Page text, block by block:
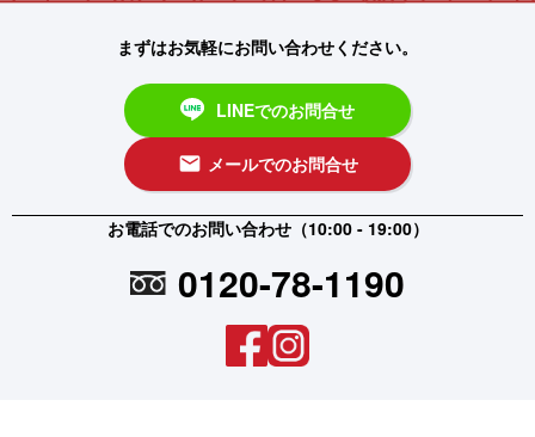
まずはお気軽にお問い合わせください。
LINEでのお問合せ
email メールでのお問合せ
お電話でのお問い合わせ（10:00 - 19:00）
0120-78-1190